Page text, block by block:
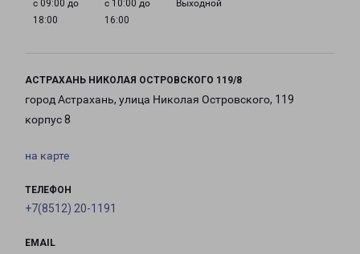
с 09:00 до
18:00
с 10:00 до
16:00
Выходной
АСТРАХАНЬ НИКОЛАЯ ОСТРОВСКОГО 119/8
город Астрахань, улица Николая Островского, 119
корпус 8
на карте
ТЕЛЕФОН
+7(8512) 20-1191
EMAIL